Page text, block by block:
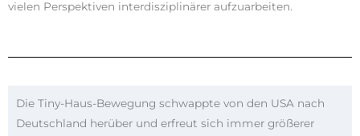
vielen Perspektiven interdisziplinärer aufzuarbeiten.
Die Tiny-Haus-Bewegung schwappte von den USA nach
Deutschland herüber und erfreut sich immer größerer